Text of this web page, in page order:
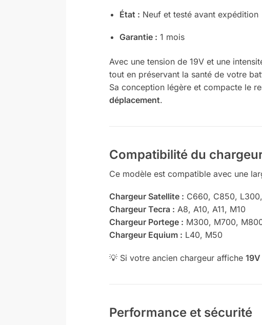
État : Neuf et testé avant expédition
Garantie : 1 mois
Avec une tension de 19V et une
tout en préservant la santé de votre
Sa conception légère et compacte le
déplacement.
Compatibilité du
Ce modèle est compatible avec une
Chargeur Satellite : C660, C850,
Chargeur Tecra : A8, A10, A11, M10
Chargeur Portege : M300, M700,
Chargeur Equium : L40, M50
💡 Si votre ancien chargeur affiche
Performance et sécurité